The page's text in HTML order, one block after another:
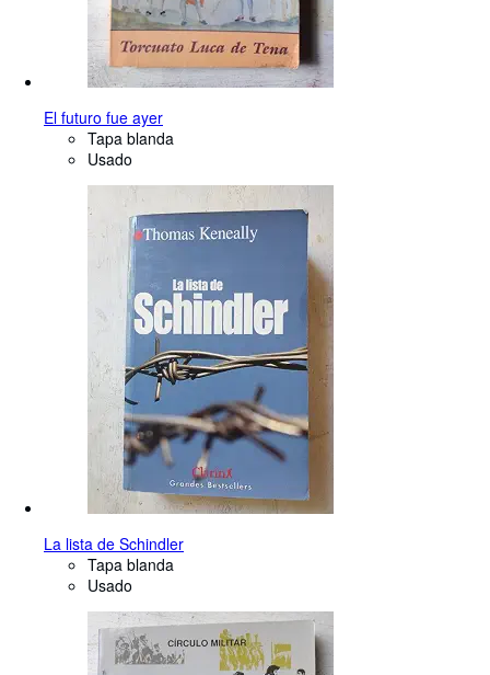
El futuro fue ayer
Tapa blanda
Usado
La lista de Schindler
Tapa blanda
Usado